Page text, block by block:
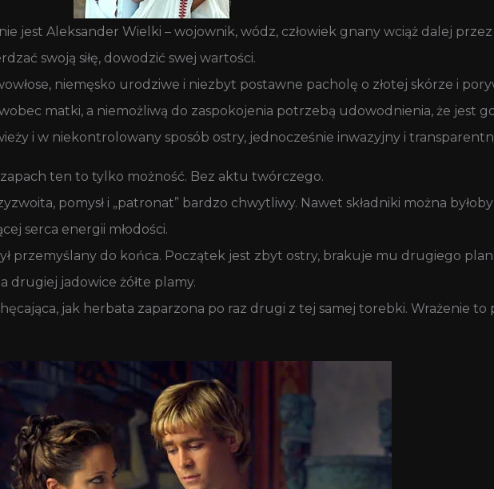
jest Aleksander Wielki – wojownik, wódz, człowiek gnany wciąż dalej
swoją siłę, dowodzić swej wartości.
niemęsko urodziwe i niezbyt postawne pacholę o złotej skórze i
matki, a niemożliwą do zaspokojenia potrzebą udowodnienia, że jest
i w niekontrolowany sposób ostry, jednocześnie inwazyjny i
ten to tylko możność. Bez aktu twórczego.
pomysł i „patronat” bardzo chwytliwy. Nawet składniki można
serca energii młodości.
przemyślany do końca. Początek jest zbyt ostry, brakuje mu drugiego
drugiej jadowice żółte plamy.
jak herbata zaparzona po raz drugi z tej samej torebki. Wrażenie to